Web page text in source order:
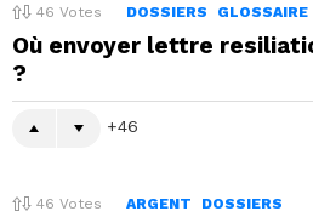
46 Votes DOSSIERS GLOSSAIRE
Où envoyer lettre
?
46
46 Votes ARGENT DOSSIERS